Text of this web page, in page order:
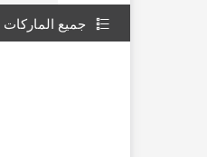
جميع الماركات